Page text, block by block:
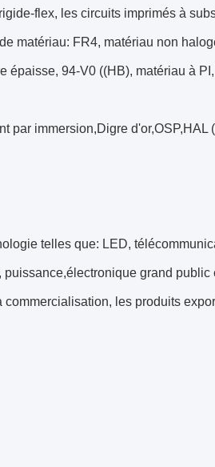
flex, les circuits imprimés à
matériau: FR4, matériau non
épaisse, 94-V0 ((HB), matériau à
par immersion,Digre d'or,OSP,HAL
telles que: LED,
grand public
les produits